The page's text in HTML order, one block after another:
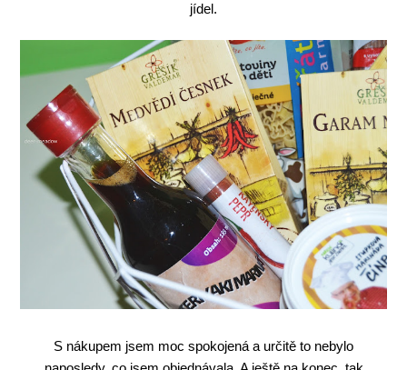
jídel.
S nákupem jsem moc spokojená a určitě to nebylo